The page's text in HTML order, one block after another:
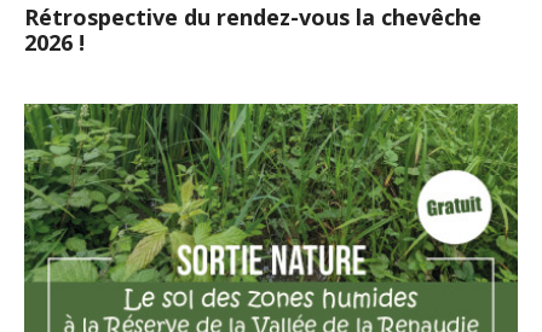
Rétrospective du rendez-vous la chevêche
2026 !